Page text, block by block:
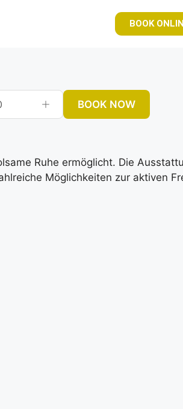
BOOK
BOOK NOW
Ruhe ermöglicht. Die
Möglichkeiten zur aktiven